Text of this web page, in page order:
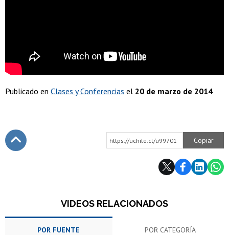
Publicado en Clases y Conferencias el 20 de marzo de 2014
https://uchile.cl/u99701 Copiar
VIDEOS RELACIONADOS
POR FUENTE POR CATEGORÍA